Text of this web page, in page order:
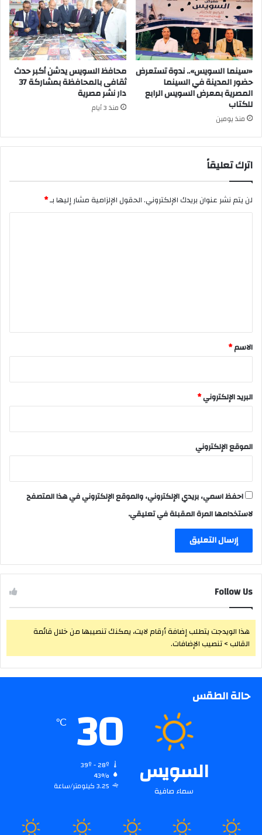
«سينما السويس».. ندوة تستعرض
حضور المدينة في السينما
المصرية بمعرض السويس الرابع
للكتاب
منذ يومين
محافظ السويس يدشن أكبر حدث
ثقافى بالمحافظة بمشاركة 37
دار نشر مصرية
منذ 3 أيام
اترك تعليقاً
لن يتم نشر عنوان بريدك الإلكتروني.الحقول الإلزامية مشار إليها بـ*
*
الاسم*
البريد الإلكتروني*
الموقع الإلكتروني
احفظ اسمي، بريدي الإلكتروني، والموقع الإلكتروني في هذا المتصفح
لاستخدامها المرة المقبلة في تعليقي.
Follow Us
هذا الويدجت يتطلب إضافة أرقام لايت، يمكنك تنصيبها من خلال قائمة
القالب > تنصيب الإضافات.
حالة الطقس
السويس
سماء صافية
30
℃
43%
3.25 كيلومتر/ساعة